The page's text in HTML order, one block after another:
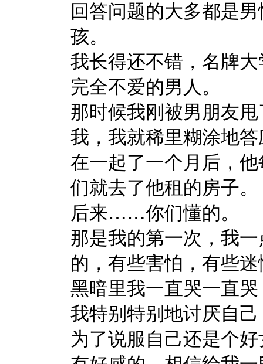
回答问题的大多都是
孩。
我长得还不错，名牌
完全不爱的男人。
那时候我刚被男朋友
我，我就稀里糊涂地
在一起了一个月后，
们就去了他租的房子。
后来……你们懂的。
那是我的第一次，我
的，有些害怕，有些
黑暗里我一直哭一直
我特别特别地讨厌自
为了说服自己还是个